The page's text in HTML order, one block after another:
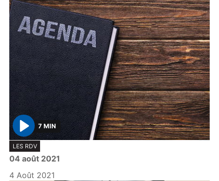
P
l
a
y
7 MIN
LES RDV
04 août 2021
4 Août 2021